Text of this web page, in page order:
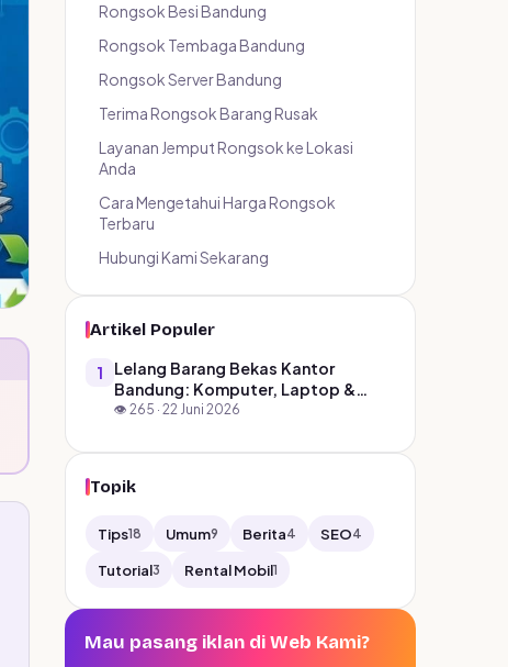
Rongsok Besi Bandung
Rongsok Tembaga Bandung
Rongsok Server Bandung
Terima Rongsok Barang Rusak
Layanan Jemput Rongsok ke Lokasi
Anda
Cara Mengetahui Harga Rongsok
Terbaru
Hubungi Kami Sekarang
Artikel Populer
1
Lelang Barang Bekas Kantor
Bandung: Komputer, Laptop &
Elektronik Harga Tinggi
👁️ 265 · 22 Juni 2026
Topik
Tips18 Umum9 Berita4 SEO4
Tutorial3 Rental Mobil1
Mau pasang iklan di Web Kami?